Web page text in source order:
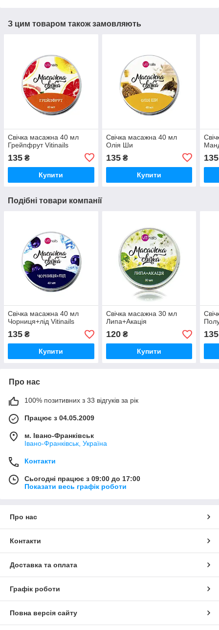
З цим товаром також замовляють
Свічка масажна 40 мл
Грейпфрут Vitinails
135 ₴
Купити
Свічка масажна 40 мл
Олія Ши
135₴
Купити
135
Подібні товари компанії
Свічка масажна 40 мл
Чорниця+лід Vitinails
135 ₴
Купити
Свічка масажна 30 мл
Липа+Акація
120₴
Купити
135
Про нас
100% позитивних з 33 відгуків за рік
Працює з 04.05.2009
м. Івано-Франківськ
Івано-Франківськ, Україна
Контакти
Сьогодні працює з 09:00 до 17:00
Показати весь графік роботи
Про нас
Контакти
Доставка та оплата
Графік роботи
Повна версія сайту